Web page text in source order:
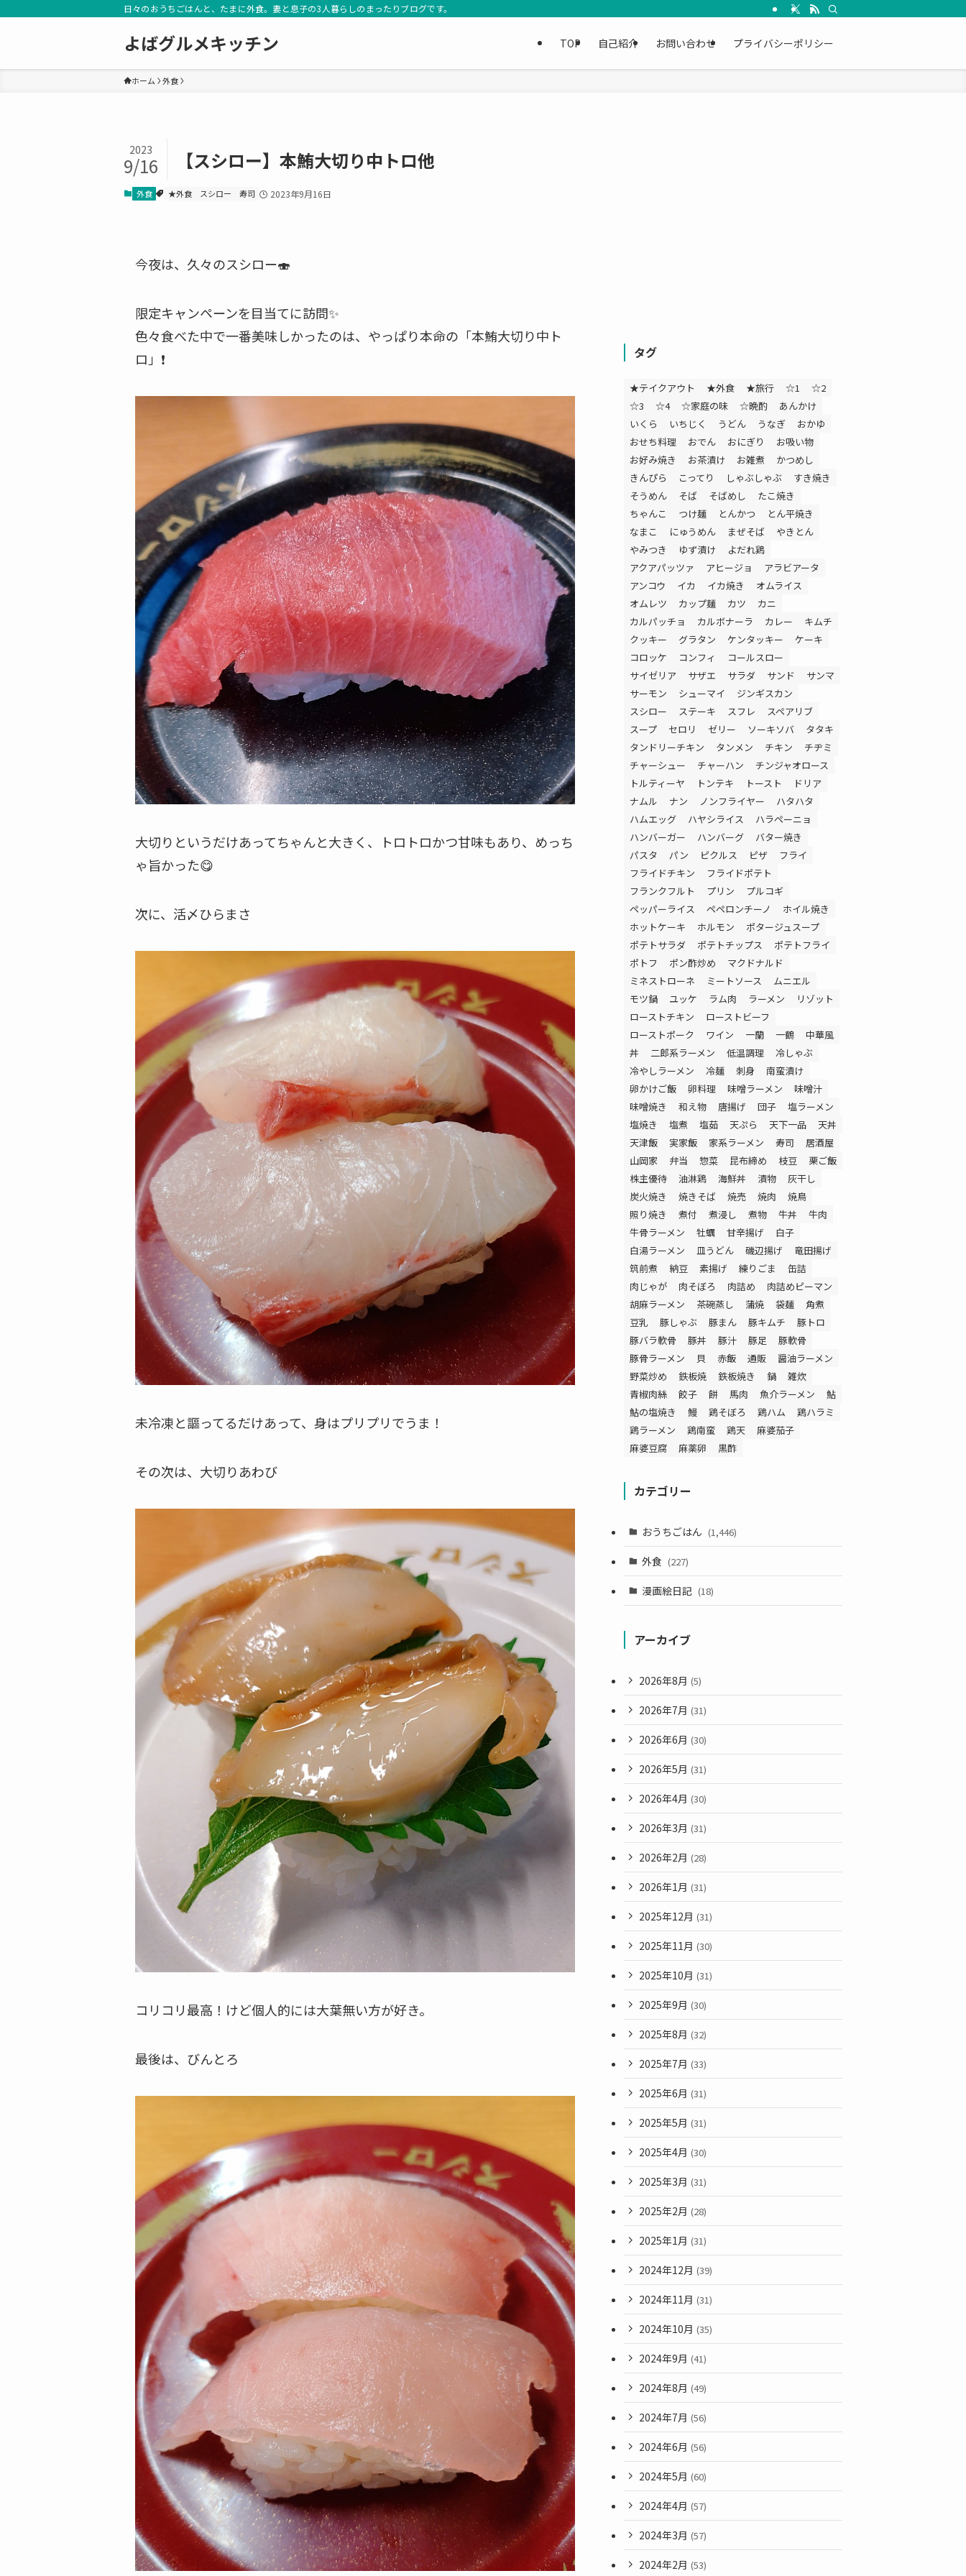
日々のおうちごはんと、たまに外食。妻と息子の3人暮らしのまったりブログです。
よばグルメキッチン TOP 自己紹介 お問い合わせ プライバシーポリシー
ホーム 外食
【スシロー】本鮪大切り中トロ他
2023
9/16
外食 ★外食 スシロー 寿司 2023年9月16日
今夜は、久々のスシロー🍣
限定キャンペーンを目当てに訪問✨
色々食べた中で一番美味しかったのは、やっぱり本命の「本鮪大切り中ト
ロ」❗
大切りというだけあってちゃんと大きく、トロトロかつ甘味もあり、めっち
ゃ旨かった😋
次に、活〆ひらまさ
未冷凍と謳ってるだけあって、身はプリプリでうま！
その次は、大切りあわび
コリコリ最高！けど個人的には大葉無い方が好き。
最後は、びんとろ
タグ
★テイクアウト ★外食 ★旅行 ☆1
☆2
☆3
☆4 ☆家庭の味 ☆晩酌
あんかけ
いくら
いちじく うどん うなぎ
おかゆ
おせち料理
おでん おにぎり
お吸い物
お好み焼き
お茶漬け お雑煮
かつめし
きんぴら
こってり しゃぶしゃぶ
すき焼き
そうめん
そば そばめし
たこ焼き
ちゃんこ
つけ麺 とんかつ
とん平焼き
なまこ
にゅうめん まぜそば
やきとん
やみつき
ゆず漬け
よだれ鶏
アクアパッツァ
アヒージョ
アラビアータ
アンコウ
イカ イカ焼き
オムライス
オムレツ
カップ麺 カツ
カニ
カルパッチョ
カルボナーラ カレー
キムチ
クッキー
グラタン ケンタッキー
ケーキ
コロッケ
コンフィ
コールスロー
サイゼリア
サザエ サラダ サンド
サンマ
サーモン
シューマイ
ジンギスカン
スシロー
ステーキ スフレ
スペアリブ
スープ
セロリ ゼリー ソーキソバ
タタキ
タンドリーチキン
タンメン チキン
チヂミ
チャーシュー
チャーハン
チンジャオロース
トルティーヤ
トンテキ トースト
ドリア
ナムル
ナン ノンフライヤー
ハタハタ
ハムエッグ
ハヤシライス
ハラペーニョ
ハンバーガー
ハンバーグ
バター焼き
パスタ
パン ピクルス ピザ
フライ
フライドチキン
フライドポテト
フランクフルト
プリン
プルコギ
ペッパーライス
ペペロンチーノ
ホイル焼き
ホットケーキ
ホルモン
ポタージュスープ
ポテトサラダ
ポテトチップス
ポテトフライ
ポトフ
ポン酢炒め
マクドナルド
ミネストローネ
ミートソース
ムニエル
モツ鍋
ユッケ ラム肉 ラーメン
リゾット
ローストチキン
ローストビーフ
ローストポーク
ワイン 一蘭 一鶴
中華風
丼
二郎系ラーメン 低温調理
冷しゃぶ
冷やしラーメン
冷麺 刺身
南蛮漬け
卵かけご飯
卵料理 味噌ラーメン
味噌汁
味噌焼き
和え物 唐揚げ 団子
塩ラーメン
塩焼き
塩煮 塩茹 天ぷら 天下一品
天丼
天津飯
実家飯 家系ラーメン 寿司
居酒屋
山岡家
弁当 惣菜 昆布締め 枝豆
栗ご飯
株主優待
油淋鶏 海鮮丼 漬物
灰干し
炭火焼き
焼きそば 焼売 焼肉
焼鳥
照り焼き
煮付 煮浸し 煮物 牛丼
牛肉
牛骨ラーメン
牡蠣 甘辛揚げ
白子
白湯ラーメン
皿うどん 磯辺揚げ
竜田揚げ
筑前煮
納豆 素揚げ 練りごま
缶詰
肉じゃが
肉そぼろ 肉詰め
肉詰めピーマン
胡麻ラーメン
茶碗蒸し 蒲焼 袋麺
角煮
豆乳
豚しゃぶ 豚まん 豚キムチ
豚トロ
豚バラ軟骨
豚丼 豚汁 豚足
豚軟骨
豚骨ラーメン
貝 赤飯 通販
醤油ラーメン
野菜炒め
鉄板焼 鉄板焼き 鍋
雑炊
青椒肉絲
餃子 餅 馬肉 魚介ラーメン
鮎
鮎の塩焼き
鰻 鶏そぼろ 鶏ハム
鶏ハラミ
鶏ラーメン
鶏南蛮 鶏天
麻婆茄子
麻婆豆腐
麻薬卵 黒酢
カテゴリー
おうちごはん (1,446)
外食 (227)
漫画絵日記 (18)
アーカイブ
2026年8月 (5)
2026年7月 (31)
2026年6月 (30)
2026年5月 (31)
2026年4月 (30)
2026年3月 (31)
2026年2月 (28)
2026年1月 (31)
2025年12月 (31)
2025年11月 (30)
2025年10月 (31)
2025年9月 (30)
2025年8月 (32)
2025年7月 (33)
2025年6月 (31)
2025年5月 (31)
2025年4月 (30)
2025年3月 (31)
2025年2月 (28)
2025年1月 (31)
2024年12月 (39)
2024年11月 (31)
2024年10月 (35)
2024年9月 (41)
2024年8月 (49)
2024年7月 (56)
2024年6月 (56)
2024年5月 (60)
2024年4月 (57)
2024年3月 (57)
2024年2月 (53)